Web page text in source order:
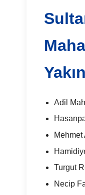
Adil
Turgut
Necip